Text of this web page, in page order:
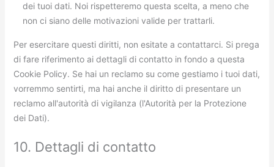
dei tuoi dati. Noi rispetteremo questa scelta, a meno che
non ci siano delle motivazioni valide per trattarli.
Per esercitare questi diritti, non esitate a contattarci. Si prega
di fare riferimento ai dettagli di contatto in fondo a questa
Cookie Policy. Se hai un reclamo su come gestiamo i tuoi dati,
vorremmo sentirti, ma hai anche il diritto di presentare un
reclamo all'autorità di vigilanza (l'Autorità per la Protezione
dei Dati).
10. Dettagli di contatto